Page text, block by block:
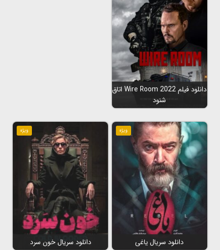
دانلود فیلم Wire Room 2022 اتاق
شنود
ویژه
دانلود سریال یاغی
ویژه
دانلود سریال خون سرد